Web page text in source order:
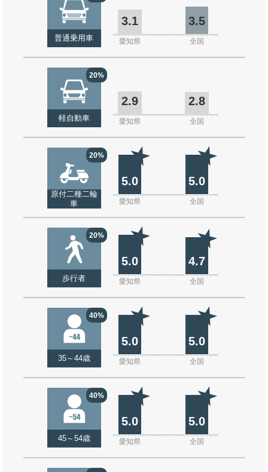
普通乗用車
3.1 3.5
愛知県 全国
20%
軽自動車
2.9 2.8
愛知県 全国
20%
原付二種二輪
車
5.0 5.0
愛知県 全国
20%
歩行者
5.0 4.7
愛知県 全国
40%
35～44歳
5.0 5.0
愛知県 全国
40%
45～54歳
5.0 5.0
愛知県 全国